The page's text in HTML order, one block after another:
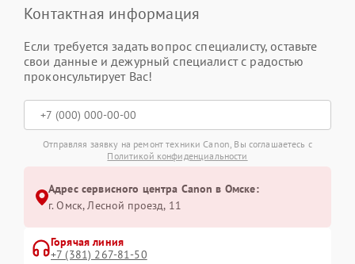
Контактная информация
Если требуется задать вопрос специалисту, оставьте
свои данные и дежурный специалист с радостью
проконсультирует Вас!
Отправляя заявку на ремонт техники Canon, Вы соглашаетесь с
Политикой конфиденциальности
Адрес сервисного центра Canon в Омске:
г. Омск, ​Лесной проезд, 11
Горячая линия
+7 (381) 267-81-50